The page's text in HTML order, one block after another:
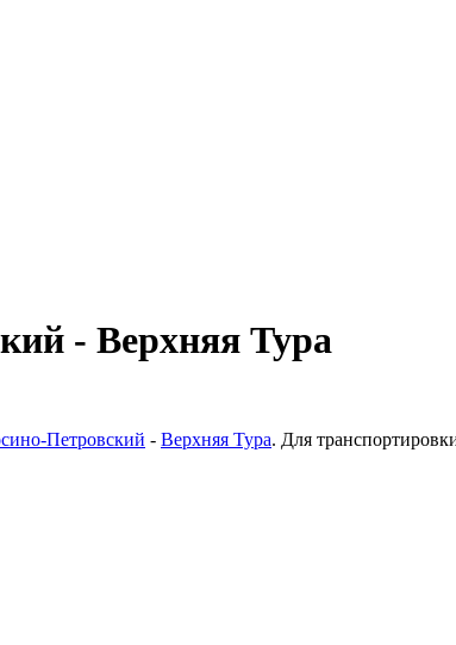
- Верхняя Тура
Петровский - Верхняя Тура. Для